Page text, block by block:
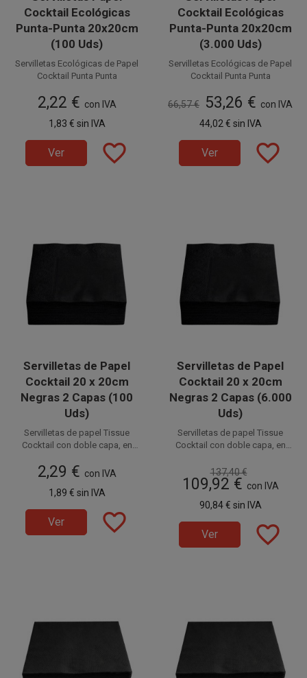
Cocktail Ecológicas
Punta-Punta 20x20cm
(100 Uds)
Servilletas Ecológicas de Papel
Cocktail Punta Punta
20 x 20 cm, suaves y
Catering, Bares, Fiestas,
Restaurantes, etc.
paquetes de 100 unidades.
2,22 € con IVA
1,83 € sin IVA
Ver favorite_border
Cocktail Ecológicas
Punta-Punta 20x20cm
(3.000 Uds)
Servilletas Ecológicas de Papel
Cocktail Punta Punta
20 x 20 cm, suaves y
Catering, Bares, Fiestas,
Restaurantes, etc.
de 3.000 unidades, distribuidas
en 30 paquetes de 100
unidades.
66,57 € 53,26 € con IVA
44,02 € sin IVA
Ver favorite_border
Servilletas de Papel
Cocktail 20 x 20cm
Negras 2 Capas (100
Uds)
Servilletas de papel Tissue
Cocktail con doble capa, en
10 cm plegadas). Ideales para
Degustaciones, Catering,
Fiestas, Restaurantes,
Hostelería y Eventos. Prácticas e
higiénicas.
paquetes de 100 unidades.
2,29 € con IVA
1,89 € sin IVA
Ver favorite_border
Servilletas de Papel
Cocktail 20 x 20cm
Negras 2 Capas (6.000
Uds)
Servilletas de papel Tissue
Cocktail con doble capa, en
10 cm plegadas). Ideales para
Degustaciones, Catering,
Fiestas, Restaurantes,
Hostelería y Eventos. Prácticas e
higiénicas.
de 6.000 unidades, distribuidas
en 60 paquetes de 100
137,40 €
109,92 € con IVA
90,84 € sin IVA
Ver favorite_border